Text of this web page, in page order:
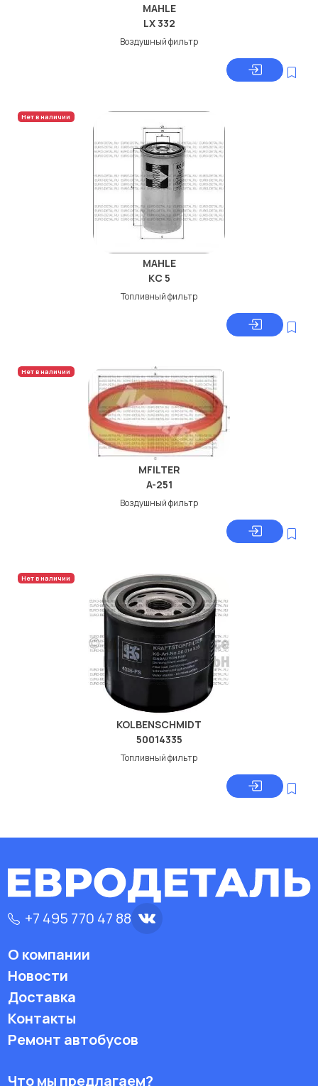
MAHLE
LX 332
Воздушный фильтр
Нет в наличии
MAHLE
KC 5
Топливный фильтр
Нет в наличии
MFILTER
A-251
Воздушный фильтр
Нет в наличии
KOLBENSCHMIDT
50014335
Топливный фильтр
+7 495 770 47 88
О компании
Новости
Доставка
Контакты
Ремонт автобусов
Что мы предлагаем?